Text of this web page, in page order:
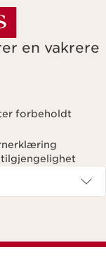
en vakrere
forbeholdt